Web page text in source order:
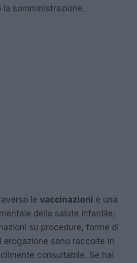
somministrazione.
le vaccinazioni è una
della salute infantile;
su procedure, forme di
erogazione sono raccolte in
consultabile. Se hai